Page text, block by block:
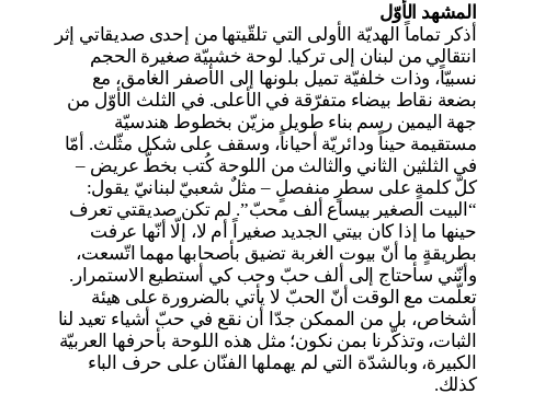
المشهد الأوّل
أذكر تماماً الهديّة الأولى التي تلقّيتها من إحدى صديقاتي إثر
انتقالي من لبنان إلى تركيا. لوحة خشبيّة صغيرة الحجم
نسبيّاً، وذات خلفيّة تميل بلونها إلى الأصفر الغامق، مع
بضعة نقاط بيضاء متفرّقة في الأعلى. في الثلث الأوّل من
جهة اليمين رسم بناء طويل مزيّن بخطوط هندسيّة
مستقيمة حيناً ودائريّة أحياناً، وسقف على شكل مثّلث. أمّا
في الثلثين الثاني والثالث من اللوحة كُتب بخطّ عريض –
كلّ كلمةٍ على سطرٍ منفصلٍ – مثلٌ شعبيّ لبنانيّ يقول:
“البيت الصغير بيساع ألف محبّ”. لم تكن صديقتي تعرف
حينها ما إذا كان بيتي الجديد صغيراً أم لا، إلّا أنّها عرفت
بطريقةٍ ما أنّ بيوت الغربة تضيق بأصحابها مهما اتّسعت،
وأنّني سأحتاج إلى ألف حبّ وحب كي أستطيع الاستمرار.
تعلّمت مع الوقت أنّ الحبّ لا يأتي بالضرورة على هيئة
أشخاص، بل من الممكن جدّا أن نقع في حبّ أشياء تعيد لنا
الثبات، وتذكّرنا بمن نكون؛ مثل هذه اللوحة بأحرفها العربيّة
الكبيرة، وبالشدّة التي لم يهملها الفنّان على حرف الباء
كذلك.